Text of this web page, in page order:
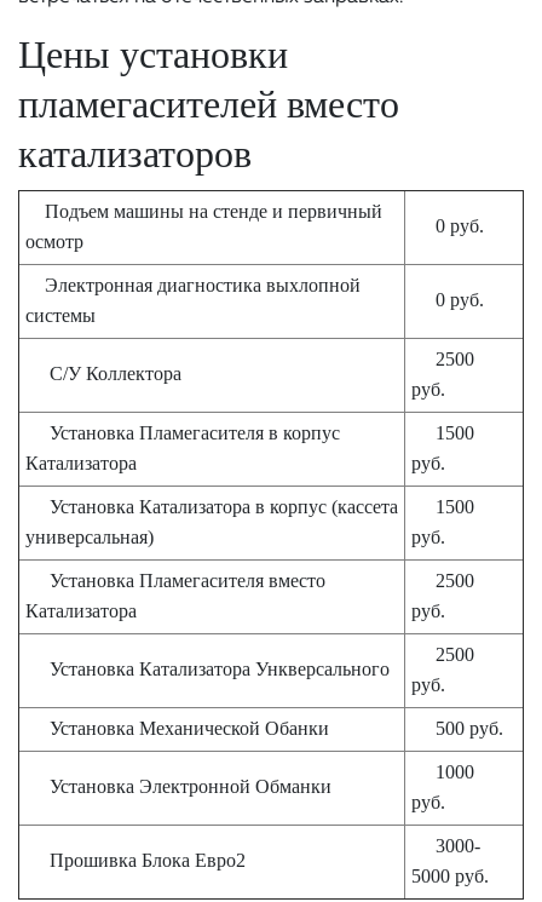
Цены установки
пламегасителей вместо
катализаторов
Подъем машины на стенде и первичный
осмотр
0 руб.
Электронная диагностика выхлопной
системы
0 руб.
С/У Коллектора
2500
руб.
Установка Пламегасителя в корпус
Катализатора
1500
руб.
Установка Катализатора в корпус (кассета
универсальная)
1500
руб.
Установка Пламегасителя вместо
Катализатора
2500
руб.
Установка Катализатора Ункверсального
2500
руб.
Установка Механической Обанки 500 руб.
Установка Электронной Обманки
1000
руб.
Прошивка Блока Евро2
3000-
5000 руб.